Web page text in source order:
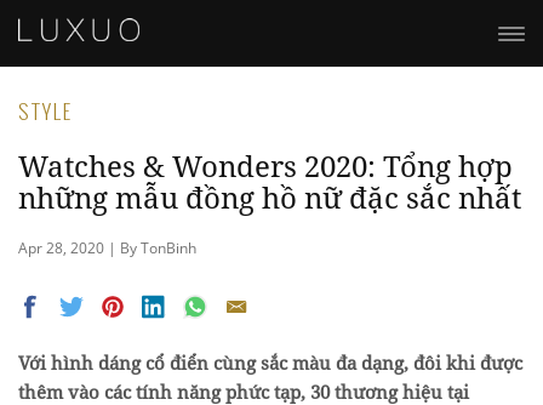
STYLE
Watches & Wonders 2020: Tổng hợp
những mẫu đồng hồ nữ đặc sắc nhất
Apr 28, 2020 | By TonBinh
Với hình dáng cổ điển cùng sắc màu đa dạng, đôi khi được
thêm vào các tính năng phức tạp, 30 thương hiệu tại